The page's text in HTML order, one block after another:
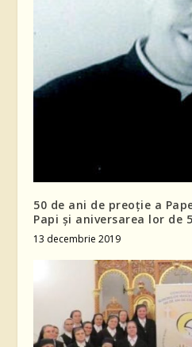
50 de ani de preoție a
Papi și aniversarea lor de
13 decembrie 2019